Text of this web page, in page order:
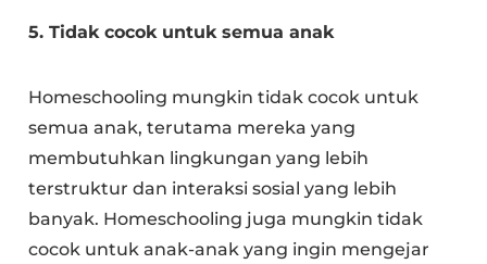
5. Tidak cocok untuk semua anak
Homeschooling mungkin tidak cocok untuk
semua anak, terutama mereka yang
membutuhkan lingkungan yang lebih
terstruktur dan interaksi sosial yang lebih
banyak. Homeschooling juga mungkin tidak
cocok untuk anak-anak yang ingin mengejar